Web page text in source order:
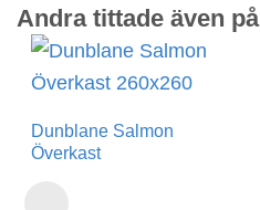
Andra tittade även på
Dunblane Salmon
Överkast